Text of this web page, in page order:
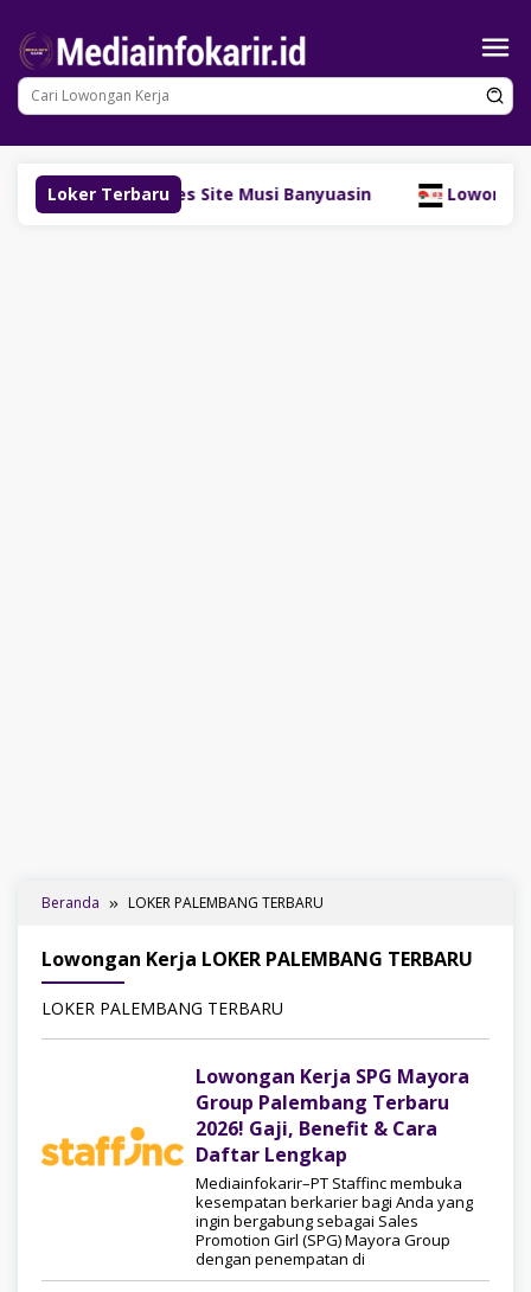
konten
Loker Terbaru
Resources Site Musi Banyuasin Lowongan
Beranda LOKER PALEMBANG TERBARU
Lowongan Kerja LOKER PALEMBANG TERBARU
LOKER PALEMBANG TERBARU
Lowongan Kerja SPG Mayora
Group Palembang Terbaru
2026! Gaji, Benefit & Cara
Daftar Lengkap
Mediainfokarir–PT Staffinc membuka
kesempatan berkarier bagi Anda yang
ingin bergabung sebagai Sales
Promotion Girl (SPG) Mayora Group
dengan penempatan di